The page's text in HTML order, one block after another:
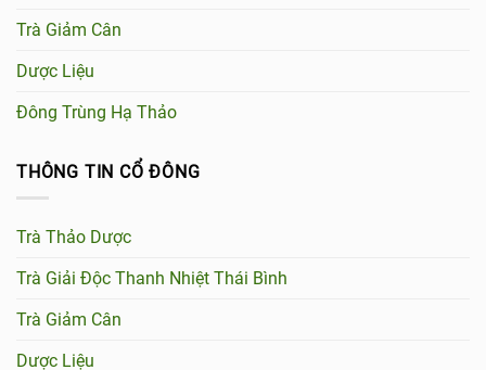
Trà Giảm Cân
Dược Liệu
Đông Trùng Hạ Thảo
THÔNG TIN CỔ ĐÔNG
Trà Thảo Dược
Trà Giải Độc Thanh Nhiệt Thái Bình
Trà Giảm Cân
Dược Liệu